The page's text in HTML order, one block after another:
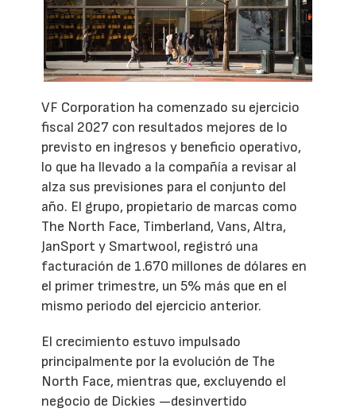
VF Corporation ha comenzado su ejercicio
fiscal 2027 con resultados mejores de lo
previsto en ingresos y beneficio operativo,
lo que ha llevado a la compañía a revisar al
alza sus previsiones para el conjunto del
año. El grupo, propietario de marcas como
The North Face, Timberland, Vans, Altra,
JanSport y Smartwool, registró una
facturación de 1.670 millones de dólares en
el primer trimestre, un 5% más que en el
mismo periodo del ejercicio anterior.
El crecimiento estuvo impulsado
principalmente por la evolución de The
North Face, mientras que, excluyendo el
negocio de Dickies —desinvertido